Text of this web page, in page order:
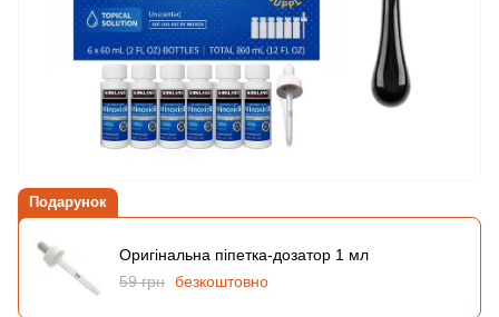
Подарунок
Оригінальна піпетка-дозатор 1 мл
59 грн безкоштовно